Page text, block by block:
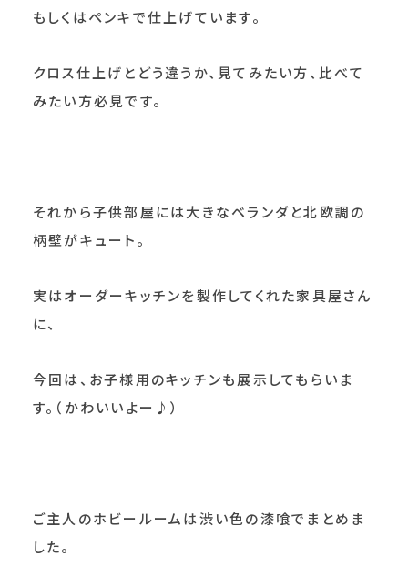
もしくはペンキで仕上げています。
クロス仕上げとどう違うか、見てみたい方、比べて
みたい方必見です。
それから子供部屋には大きなベランダと北欧調の
柄壁がキュート。
実はオーダーキッチンを製作してくれた家具屋さん
に、
今回は、お子様用のキッチンも展示してもらいま
す。（かわいいよー♪）
ご主人のホビールームは渋い色の漆喰でまとめま
した。